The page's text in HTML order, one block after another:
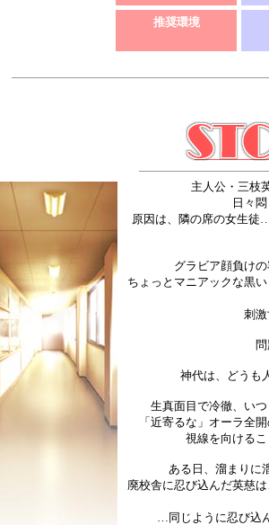
推奨環境
主人公・三枝
日々
原因は、隣の席の女生徒
グラビア顔負け
ちょっとマニアックな黒
刺
神代は、どうも
生真面目で冷徹、い
「近寄るな」オーラ全
視線を向ける
ある日、溜まりに
廃校舎に忍び込んだ英慈
…同じように忍び込